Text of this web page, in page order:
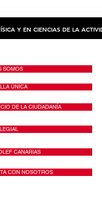
Y EN CIENCIAS DE LA
SOMOS
ÚNICA
DE LA CIUDADANÍA
CANARIAS
CON NOSOTROS